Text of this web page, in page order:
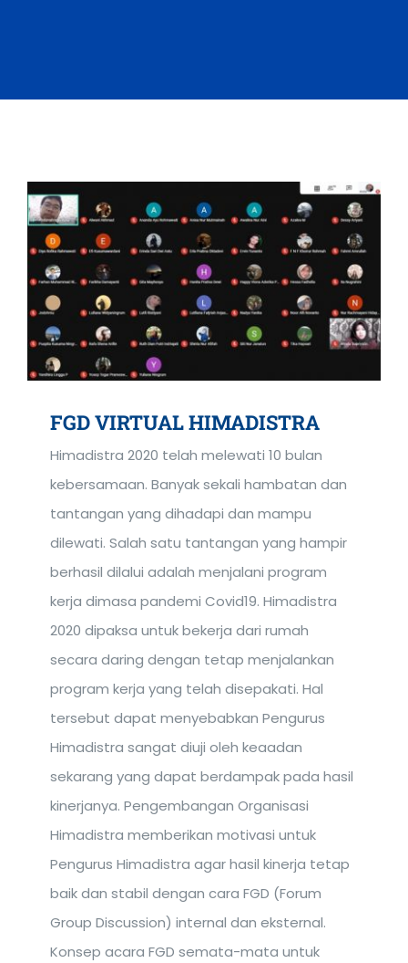
FGD VIRTUAL HIMADISTRA
Himadistra 2020 telah melewati 10 bulan
kebersamaan. Banyak sekali hambatan dan
tantangan yang dihadapi dan mampu
dilewati. Salah satu tantangan yang hampir
berhasil dilalui adalah menjalani program
kerja dimasa pandemi Covid19. Himadistra
2020 dipaksa untuk bekerja dari rumah
secara daring dengan tetap menjalankan
program kerja yang telah disepakati. Hal
tersebut dapat menyebabkan Pengurus
Himadistra sangat diuji oleh keaadan
sekarang yang dapat berdampak pada hasil
kinerjanya. Pengembangan Organisasi
Himadistra memberikan motivasi untuk
Pengurus Himadistra agar hasil kinerja tetap
baik dan stabil dengan cara FGD (Forum
Group Discussion) internal dan eksternal.
Konsep acara FGD semata-mata untuk